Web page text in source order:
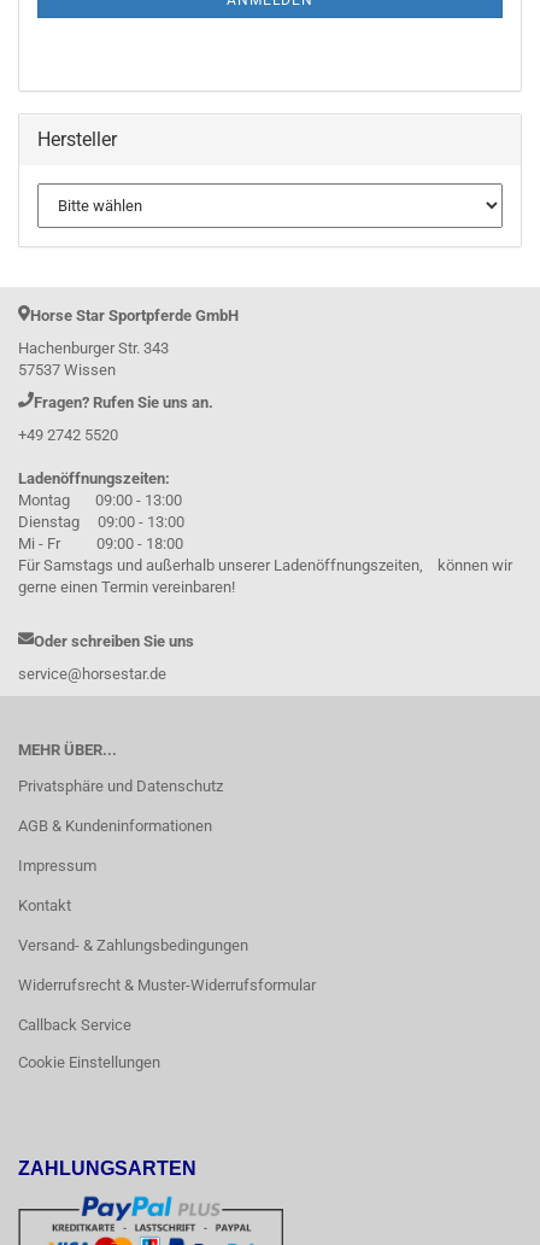
Hersteller
Horse Star Sportpferde GmbH
Hachenburger Str. 343
57537 Wissen
Fragen? Rufen Sie uns an.
+49 2742 5520
Ladenöffnungszeiten:
Montag 09:00 - 13:00
Dienstag 09:00 - 13:00
Mi - Fr 09:00 - 18:00
Für Samstags und außerhalb unserer Ladenöffnungszeiten, können wir
gerne einen Termin vereinbaren!
Oder schreiben Sie uns
service@horsestar.de
MEHR ÜBER...
Privatsphäre und Datenschutz
AGB & Kundeninformationen
Impressum
Kontakt
Versand- & Zahlungsbedingungen
Widerrufsrecht & Muster-Widerrufsformular
Callback Service
Cookie Einstellungen
ZAHLUNGSARTEN